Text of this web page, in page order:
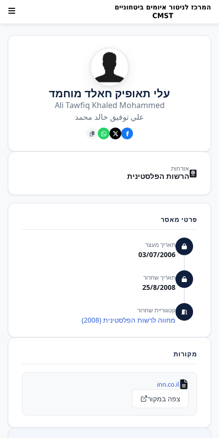
עלי תאופיק חאלד מוחמד
Ali Tawfiq Khaled Mohammed
علي توفيق خالد محمد
אזרחות
הרשות הפלסטינית
פרטי מאסר
תאריך מעצר
03/07/2006
תאריך שחרור
25/8/2008
קטגוריית שחרור
מחווה לרשות הפלסטינית (2008)
מקורות
inn.co.il
צפה במקור